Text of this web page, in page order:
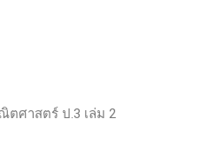
ตศาสตร์ ป.3 เล่ม 2